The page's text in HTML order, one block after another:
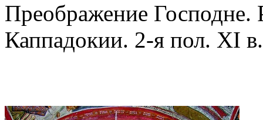
Преображение Господне.
Каппадокии. 2-я пол. XI